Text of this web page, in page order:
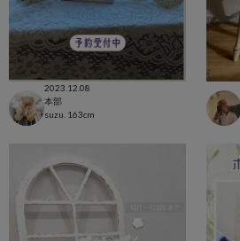
2023.12.08
本部
suzu. 163cm